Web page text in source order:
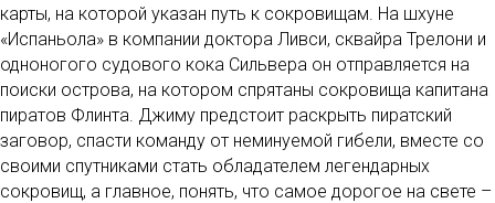
карты, на которой указан путь к сокровищам. На шхуне
«Испаньола» в компании доктора Ливси, сквайра Трелони и
одноногого судового кока Сильвера он отправляется на
поиски острова, на котором спрятаны сокровища капитана
пиратов Флинта. Джиму предстоит раскрыть пиратский
заговор, спасти команду от неминуемой гибели, вместе со
своими спутниками стать обладателем легендарных
сокровищ, а главное, понять, что самое дорогое на свете –